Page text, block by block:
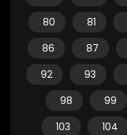
80
81
86
87
92
93
98
99
103
104